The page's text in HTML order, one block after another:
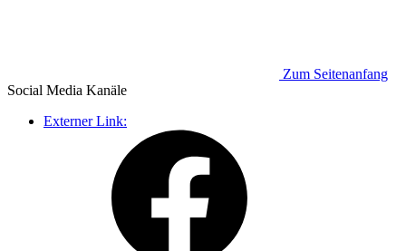
Zum Seitenanfang
Social Media Kanäle
Externer Link: